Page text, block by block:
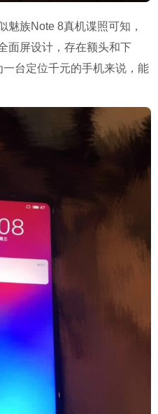
魅族Note 8真机谍照可知，
面屏设计，存在额头和下
台定位千元的手机来说，能